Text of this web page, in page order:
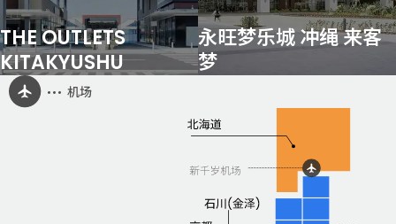
THE OUTLETS
KITAKYUSHU
永旺梦乐城 冲绳 来客
梦